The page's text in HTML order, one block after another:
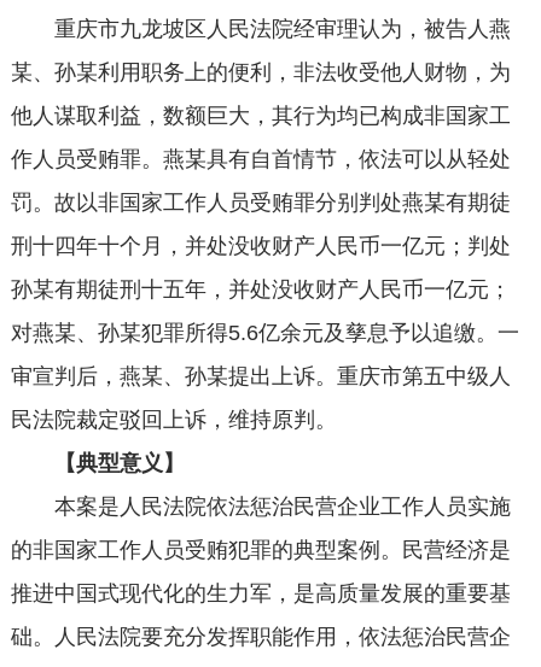
重庆市九龙坡区人民法院经审理认为，被告人燕
某、孙某利用职务上的便利，非法收受他人财物，为
他人谋取利益，数额巨大，其行为均已构成非国家工
作人员受贿罪。燕某具有自首情节，依法可以从轻处
罚。故以非国家工作人员受贿罪分别判处燕某有期徒
刑十四年十个月，并处没收财产人民币一亿元；判处
孙某有期徒刑十五年，并处没收财产人民币一亿元；
对燕某、孙某犯罪所得5.6亿余元及孳息予以追缴。一
审宣判后，燕某、孙某提出上诉。重庆市第五中级人
民法院裁定驳回上诉，维持原判。
【典型意义】
本案是人民法院依法惩治民营企业工作人员实施
的非国家工作人员受贿犯罪的典型案例。民营经济是
推进中国式现代化的生力军，是高质量发展的重要基
础。人民法院要充分发挥职能作用，依法惩治民营企